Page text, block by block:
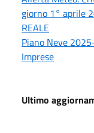
giorno 1° aprile
REALE
Piano Neve
Imprese
Ultimo